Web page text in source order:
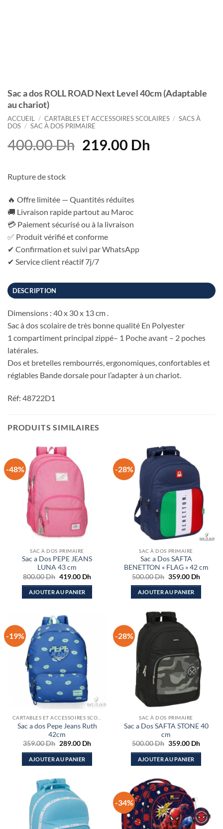
Sac a dos ROLL ROAD Next Level 40cm (Adaptable
au chariot)
ACCUEIL / CARTABLES ET ACCESSOIRES SCOLAIRES / SACS À
DOS / SAC À DOS PRIMAIRE
400.00Dh Le
400.00 Dh.
219.00 DhLe
Rupture de stock
🔥 Offre limitée — Quantités réduites
🚚 Livraison rapide partout au Maroc
💳 Paiement sécurisé ou à la livraison
✅ Produit vérifié et conforme
✔ Confirmation et suivi par WhatsApp
✔ Service client réactif 7j/7
DESCRIPTION
Dimensions : 40 x 30 x 13 cm .
Sac à dos scolaire de très bonne qualité En Polyester
1 compartiment principal zippé– 1 Poche avant – 2 poches
latérales.
Dos et bretelles rembourrés, ergonomiques, confortables et
réglables Bande dorsale pour l’adapter à un chariot.
Réf: 48722D1
PRODUITS SIMILAIRES
-48%
SAC À DOS PRIMAIRE
Sac a Dos PEPE JEANS
LUNA 43 cm
800.00Dh Le
initial
était :
419.00 DhLe
actuel
AJOUTER AU PANIER
-28%
SAC À DOS PRIMAIRE
Sac a Dos SAFTA
BENETTON « FLAG » 42 cm
500.00Dh Le
initial
était :
359.00 DhLe
actuel
AJOUTER AU PANIER
-19%
Sac a dos Pepe Jeans Ruth
42cm
359.00Dh Le
initial
était :
289.00 DhLe
actuel
AJOUTER AU PANIER
-28%
SAC À DOS PRIMAIRE
Sac a Dos SAFTA STONE 40
cm
500.00Dh Le
initial
était :
359.00 DhLe
actuel
AJOUTER AU PANIER
-34%